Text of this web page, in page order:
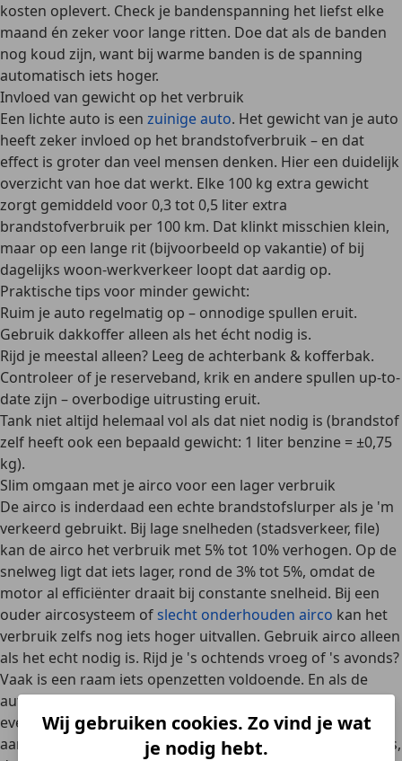
Wij gebruiken cookies. Zo vind je wat
je nodig hebt.
kosten oplevert. Check je bandenspanning het liefst elke
maand én zeker voor lange ritten. Doe dat als de banden
nog koud zijn, want bij warme banden is de spanning
automatisch iets hoger.
Invloed van gewicht op het verbruik
Een lichte auto is een zuinige auto. Het gewicht van je auto
heeft zeker invloed op het brandstofverbruik – en dat
effect is groter dan veel mensen denken. Hier een duidelijk
overzicht van hoe dat werkt. Elke 100 kg extra gewicht
zorgt gemiddeld voor0,3 tot 0,5 liter extra
brandstofverbruik per 100 km. Dat klinkt misschien klein,
maar op een lange rit (bijvoorbeeld op vakantie) of bij
dagelijks woon-werkverkeer loopt dat aardig op.
Praktische tips voor minder gewicht:
Ruim je auto regelmatig op – onnodige spullen eruit.
Gebruik dakkoffer alleen als het écht nodig is.
Rijd je meestal alleen? Leeg de achterbank & kofferbak.
Controleer of je reserveband, krik en andere spullen up-to-
date zijn – overbodige uitrusting eruit.
Tank niet altijd helemaal vol als dat niet nodig is (brandstof
zelf heeft ook een bepaald gewicht: 1 liter benzine = ±0,75
kg).
Slim omgaan met je airco voor een lager verbruik
Deairco is inderdaad een echte brandstofslurper als je 'm
verkeerd gebruikt. Bij lage snelheden (stadsverkeer, file)
kan de airco het verbruik met 5% tot 10%verhogen. Op de
snelweg ligt dat iets lager, rond de3% tot 5%, omdat de
motor al efficiënter draait bij constante snelheid. Bij een
ouder aircosysteem of slecht onderhouden airco kan het
verbruik zelfs nog iets hoger uitvallen. Gebruik airco alleen
als het echt nodig is. Rijd je 's ochtends vroeg of 's avonds?
Vaak is een raam iets openzetten voldoende. En als de
auto door de zon is opgewarmd, zet dan de ramen eerst
even
open om de hitte eruit te laten . Daarna airco kort vol
aan om de auto snel af te koelen. Zodra het comfortabel is,